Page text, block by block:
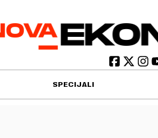
SPECIJALI